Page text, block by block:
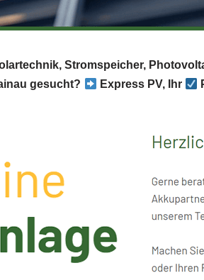
Stromspeicher,
gesucht? Express PV, Ihr